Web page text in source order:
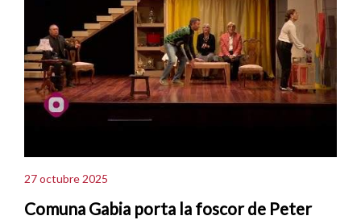
27 octubre 2025
Comuna Gabia porta la foscor de Peter